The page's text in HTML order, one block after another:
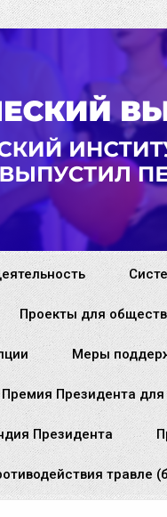
Проекты для
Меры
Премия Президента для
Президента
травле